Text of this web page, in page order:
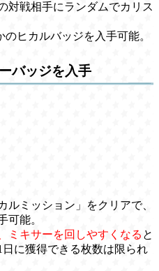
対戦相手にランダムでカリス
のヒカルバッジを入手可能。
バッジを入手
ルミッション」をクリアで、
可能。
ミキサーを回しやすくなる と
に獲得できる枚数は限られ